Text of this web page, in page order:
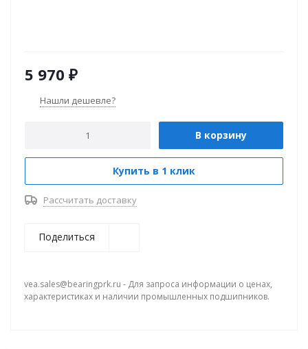
5 970 ₽
Нашли дешевле?
В корзину
Купить в 1 клик
Рассчитать доставку
Поделиться
vea.sales@bearingprk.ru - Для запроса информации о ценах,
характеристиках и наличии промышленных подшипников.